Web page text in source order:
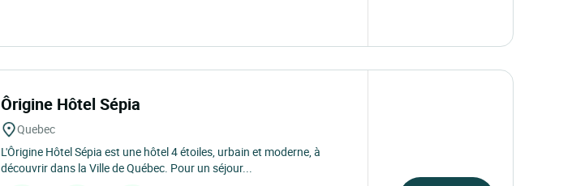
Ôrigine Hôtel Sépia
Quebec
L'Ôrigine Hôtel Sépia est une hôtel 4 étoiles, urbain et moderne, à
découvrir dans la Ville de Québec. Pour un séjour...